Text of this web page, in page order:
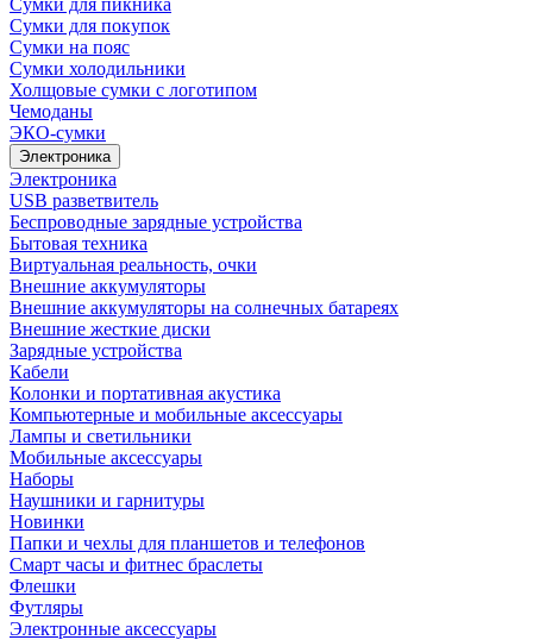
Сумки для покупок
Сумки на пояс
Сумки холодильники
Холщовые сумки с логотипом
Чемоданы
ЭКО-сумки
Электроника
Электроника
USB разветвитель
Беспроводные зарядные устройства
Бытовая техника
Виртуальная реальность, очки
Внешние аккумуляторы
Внешние аккумуляторы на солнечных батареях
Внешние жесткие диски
Зарядные устройства
Кабели
Колонки и портативная акустика
Компьютерные и мобильные аксессуары
Лампы и светильники
Мобильные аксессуары
Наборы
Наушники и гарнитуры
Новинки
Папки и чехлы для планшетов и телефонов
Смарт часы и фитнес браслеты
Флешки
Футляры
Электронные аксессуары